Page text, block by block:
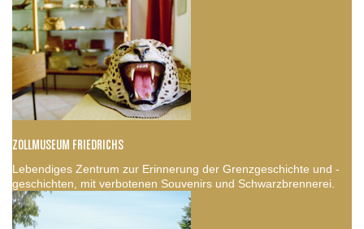
ZOLLMUSEUM FRIEDRICHS
Lebendiges Zentrum zur Erinnerung der Grenzgeschichte und -
geschichten, mit verbotenen Souvenirs und Schwarzbrennerei.